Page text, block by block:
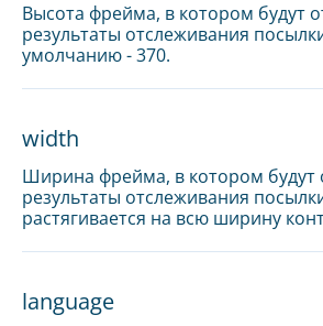
Высота фрейма, в котором будут
результаты отслеживания
умолчанию - 370.
width
Ширина фрейма, в котором будут
результаты отслеживания
растягивается на всю ширину
language